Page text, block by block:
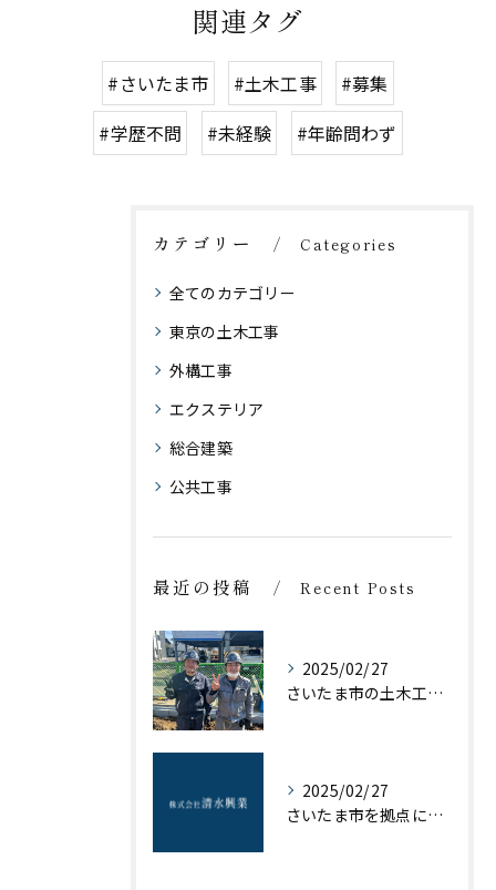
関連タグ
#さいたま市 #土木工事
#募集
#学歴不問
#未経験 #年齢問わず
カテゴリー Categories
全てのカテゴリー
東京の土木工事
外構工事
エクステリア
総合建築
公共工事
最近の投稿 Recent Posts
2025/02/27
さいたま市の土木工事。今日のAG。
2025/02/27
さいたま市を拠点に土木工事を行っています。